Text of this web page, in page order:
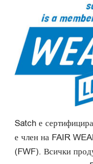
Satch е
е член на FAIR
(FWF). Всички